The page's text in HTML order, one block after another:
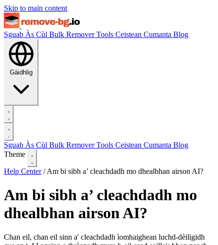
Skip to main content
Sguab Às Cùl Bulk RemoverTools Ceistean Cumanta Blog
Gàidhlig
Sguab Às Cùl Bulk RemoverTools Ceistean Cumanta Blog
Theme
Help Center / Am bi sibh a’ cleachdadh mo dhealbhan airson AI?
Am bi sibh a’ cleachdadh mo
dhealbhan airson AI?
Chan eil, chan eil sinn a' cleachdadh ìomhaighean luchd-dèiligidh